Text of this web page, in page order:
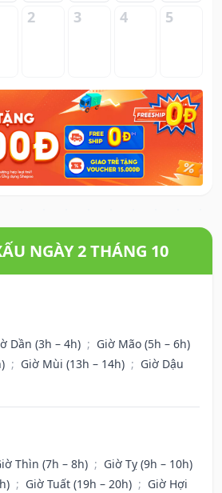
2 3 4 5
NGÀY 2 THÁNG 10
Dần (3h – 4h) ; Giờ Mão (5h – 6h)
; Giờ Mùi (13h – 14h) ; Giờ Dậu
Thìn (7h – 8h) ; Giờ Tỵ (9h – 10h)
; Giờ Tuất (19h – 20h) ; Giờ Hợi